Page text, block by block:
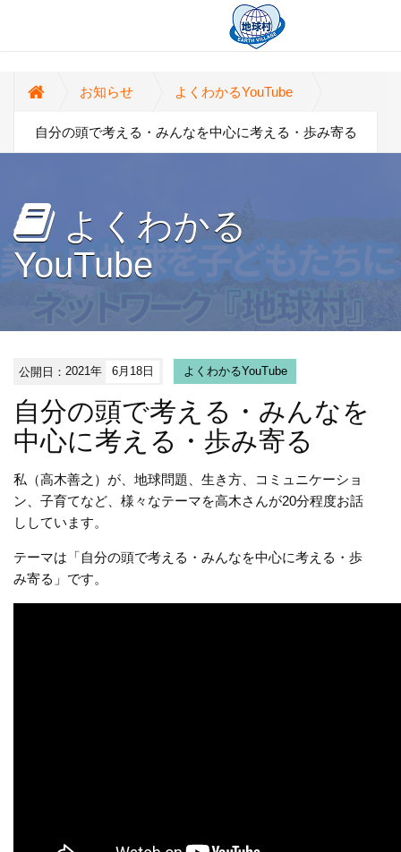
お知らせ よくわかるYouTube
自分の頭で考える・みんなを中心に考える・歩み寄る
よくわかる
YouTube
公開日：2021年 6月18日 よくわかるYouTube
自分の頭で考える・みんなを
中心に考える・歩み寄る
私（高木善之）が、地球問題、生き方、コミュニケーショ
ン、子育てなど、様々なテーマを高木さんが20分程度お話
ししています。
テーマは「自分の頭で考える・みんなを中心に考える・歩
み寄る」です。